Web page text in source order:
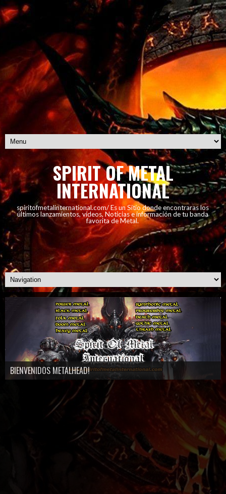
SPIRIT OF METAL
INTERNATIONAL
spiritofmetalinternational.com/ Es un Sitio donde encontraras los
últimos lanzamientos, vídeos, Noticias e información de tu banda
favorita de Metal.
BIENVENIDOS METALHEAD!